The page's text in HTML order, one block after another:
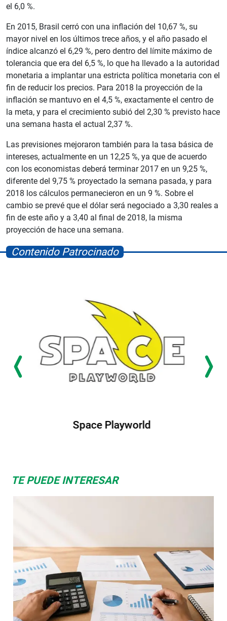
el 6,0 %.
En 2015, Brasil cerró con una inflación del 10,67 %, su
mayor nivel en los últimos trece años, y el año pasado el
índice alcanzó el 6,29 %, pero dentro del límite máximo de
tolerancia que era del 6,5 %, lo que ha llevado a la autoridad
monetaria a implantar una estricta política monetaria con el
fin de reducir los precios. Para 2018 la proyección de la
inflación se mantuvo en el 4,5 %, exactamente el centro de
la meta, y para el crecimiento subió del 2,30 % previsto hace
una semana hasta el actual 2,37 %.
Las previsiones mejoraron también para la tasa básica de
intereses, actualmente en un 12,25 %, ya que de acuerdo
con los economistas deberá terminar 2017 en un 9,25 %,
diferente del 9,75 % proyectado la semana pasada, y para
2018 los cálculos permanecieron en un 9 %. Sobre el
cambio se prevé que el dólar será negociado a 3,30 reales a
fin de este año y a 3,40 al final de 2018, la misma
proyección de hace una semana.
Contenido Patrocinado
TE PUEDE INTERESAR